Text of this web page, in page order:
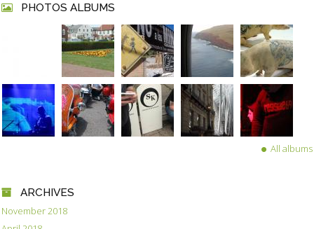
PHOTOS ALBUMS
All albums
ARCHIVES
November 2018